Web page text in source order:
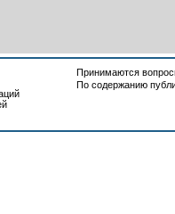
Принимаются
По содержанию